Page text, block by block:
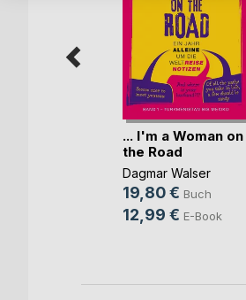
... I'm a Woman on
the Road
Dagmar Walser
19,80 € Buch
12,99 € E-Book